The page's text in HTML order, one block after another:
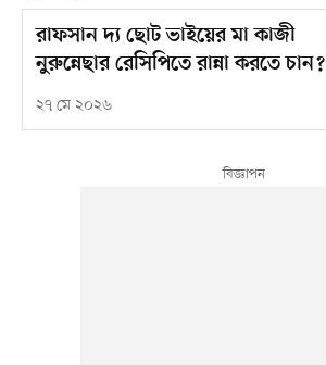
রাফসান দ‍্য ছোট ভাইয়ের মা কাজী
নুরুন্নেছার রেসিপিতে রান্না করতে চান?
২৭ মে ২০২৬